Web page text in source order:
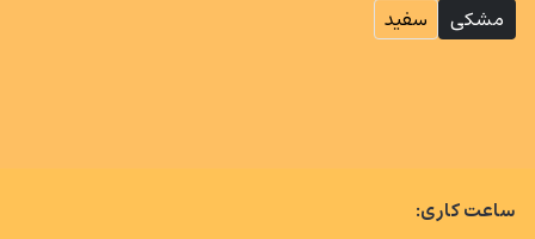
مشکی
سفید
ساعت کاری: